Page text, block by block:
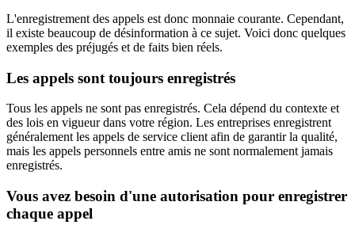
L'enregistrement des appels est donc monnaie courante. Cependant,
il existe beaucoup de désinformation à ce sujet. Voici donc quelques
exemples des préjugés et de faits bien réels.
Les appels sont toujours enregistrés
Tous les appels ne sont pas enregistrés. Cela dépend du contexte et
des lois en vigueur dans votre région. Les entreprises enregistrent
généralement les appels de service client afin de garantir la qualité,
mais les appels personnels entre amis ne sont normalement jamais
enregistrés.
Vous avez besoin d'une autorisation pour enregistrer
chaque appel